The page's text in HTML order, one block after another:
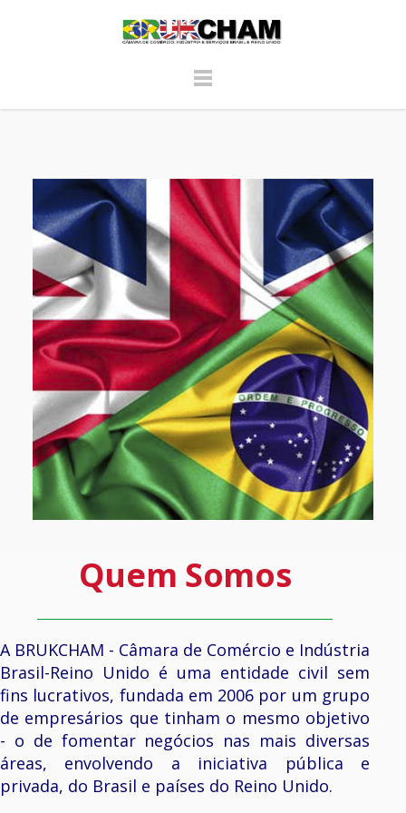
Quem Somos
A BRUKCHAM - Câmara de Comércio e Indústria
Brasil-Reino Unido é uma entidade civil sem
fins lucrativos, fundada em 2006 por um grupo
de empresários que tinham o mesmo objetivo
- o de fomentar negócios nas mais diversas
áreas, envolvendo a iniciativa pública e
privada, do Brasil e países do Reino Unido.